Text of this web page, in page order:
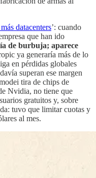
datacenters’: cuando
que han ido
de burbuja; aparece
ya generaría más de lo
en pérdidas globales
superan ese margen
tira de chips de
Nvidia, no tiene que
gratuitos y, sobre
tuvo que limitar cuotas y
al mes.